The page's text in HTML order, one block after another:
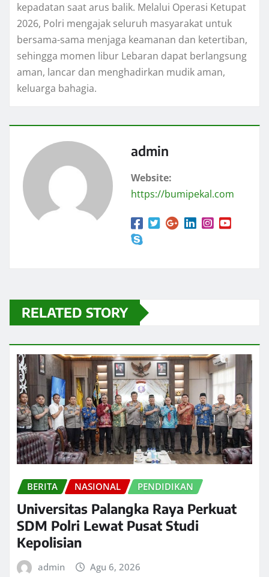
kepadatan saat arus balik. Melalui Operasi Ketupat
2026, Polri mengajak seluruh masyarakat untuk
bersama-sama menjaga keamanan dan ketertiban,
sehingga momen libur Lebaran dapat berlangsung
aman, lancar dan menghadirkan mudik aman,
keluarga bahagia.
admin
Website:
https://bumipekal.com
RELATED STORY
BERITA NASIONAL PENDIDIKAN
Universitas Palangka Raya Perkuat
SDM Polri Lewat Pusat Studi
Kepolisian
admin Agu 6, 2026